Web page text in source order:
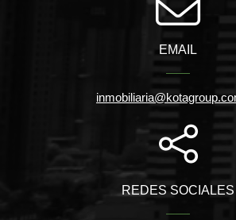
EMAIL
REDES SOCIALES